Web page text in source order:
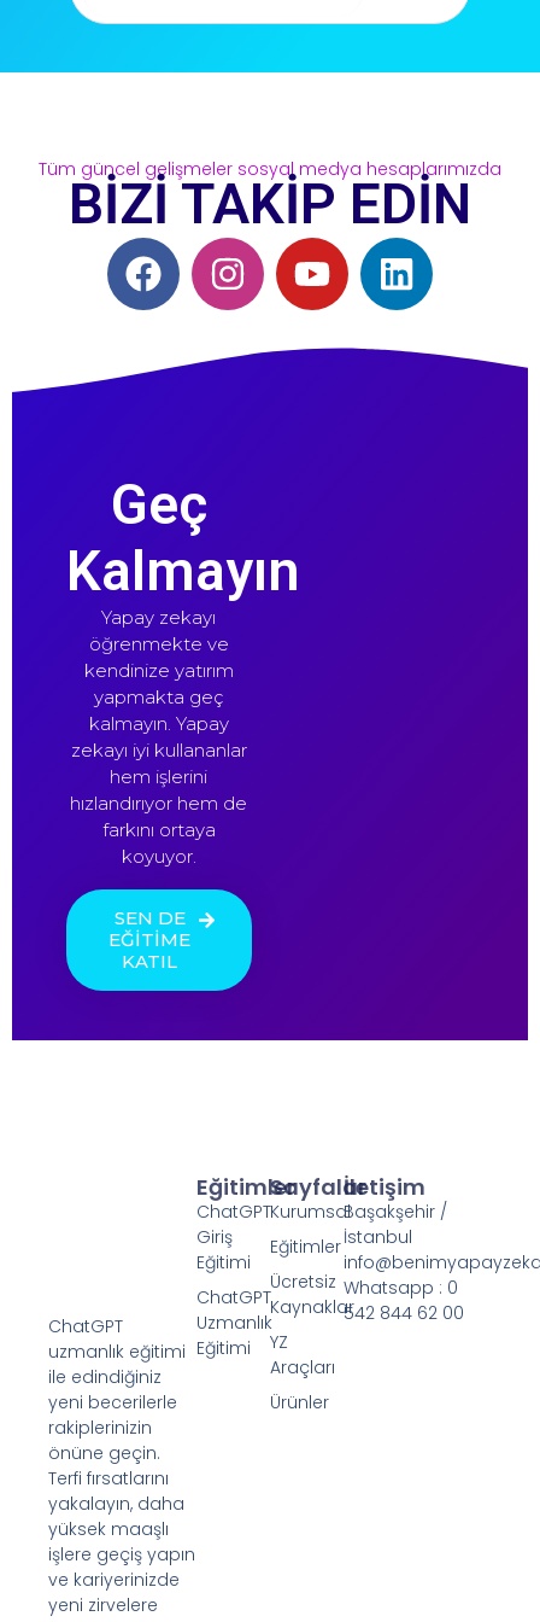
Tüm güncel gelişmeler sosyal medya hesaplarımızda
BİZİ TAKİP EDİN
Geç
Kalmayın
Yapay zekayı
öğrenmekte ve
kendinize yatırım
yapmakta geç
kalmayın. Yapay
zekayı iyi kullananlar
hem işlerini
hızlandırıyor hem de
farkını ortaya
koyuyor.
SEN DE
EĞİTİME
KATIL
ChatGPT
uzmanlık eğitimi
ile edindiğiniz
yeni becerilerle
rakiplerinizin
önüne geçin.
Terfi fırsatlarını
yakalayın, daha
yüksek maaşlı
işlere geçiş yapın
ve kariyerinizde
yeni zirvelere
Sayfalar
Kurumsal
Eğitimler
Ücretsiz
Kaynaklar
YZ
Araçları
Ürünler
Eğitimler
ChatGPT
Giriş
Eğitimi
ChatGPT
Uzmanlık
Eğitimi
İletişim
Başakşehir /
İstanbul
Whatsapp : 0
542 844 62 00